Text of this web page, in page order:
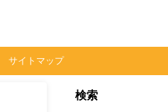
サイトマップ
検索